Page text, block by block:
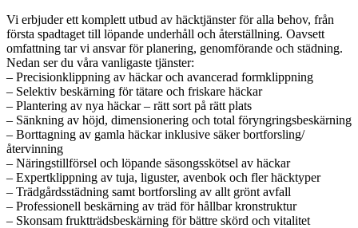
Vi erbjuder ett komplett utbud av häcktjänster för alla behov, från
första spadtaget till löpande underhåll och återställning. Oavsett
omfattning tar vi ansvar för planering, genomförande och städning.
Nedan ser du våra vanligaste tjänster:
– Precisionklippning av häckar och avancerad formklippning
– Selektiv beskärning för tätare och friskare häckar
– Plantering av nya häckar – rätt sort på rätt plats
– Sänkning av höjd, dimensionering och total föryngringsbeskärning
– Borttagning av gamla häckar inklusive säker bortforsling/
återvinning
– Näringstillförsel och löpande säsongsskötsel av häckar
– Expertklippning av tuja, liguster, avenbok och fler häcktyper
– Trädgårdsstädning samt bortforsling av allt grönt avfall
– Professionell beskärning av träd för hållbar kronstruktur
– Skonsam fruktträdsbeskärning för bättre skörd och vitalitet